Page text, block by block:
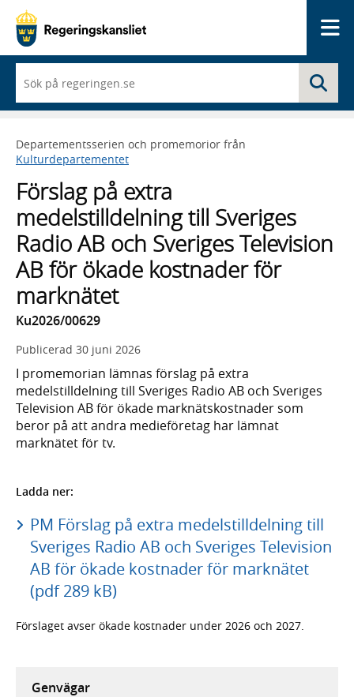
du
börjar
skriva
framträder
en
med
sökförslag
Departementsserien och promemorior från
Kulturdepartementet
Förslag på extra
medelstilldelning till Sveriges
Radio AB och Sveriges Television
AB för ökade kostnader för
marknätet
Ku2026/00629
Publicerad 30 juni 2026
I promemorian lämnas förslag på extra
medelstilldelning till Sveriges Radio AB och Sveriges
Television AB för ökade marknätskostnader som
beror på att andra medieföretag har lämnat
marknätet för tv.
Ladda ner:
PM Förslag på extra medelstilldelning till
Sveriges Radio AB och Sveriges Television
AB för ökade kostnader för marknätet
(pdf 289 kB)
Förslaget avser ökade kostnader under 2026 och 2027.
Genvägar